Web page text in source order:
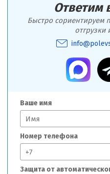
Ответим
Быстро сориентируем
отгрузки
Ваше имя
Номер телефона
Защита от